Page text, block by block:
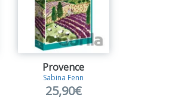
Provence
Sabina Fenn
25,90€